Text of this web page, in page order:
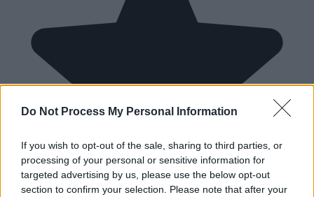
Do Not Process My Personal Information
If you wish to opt-out of the sale, sharing to third parties, or
processing of your personal or sensitive information for
targeted advertising by us, please use the below opt-out
section to confirm your selection. Please note that after your